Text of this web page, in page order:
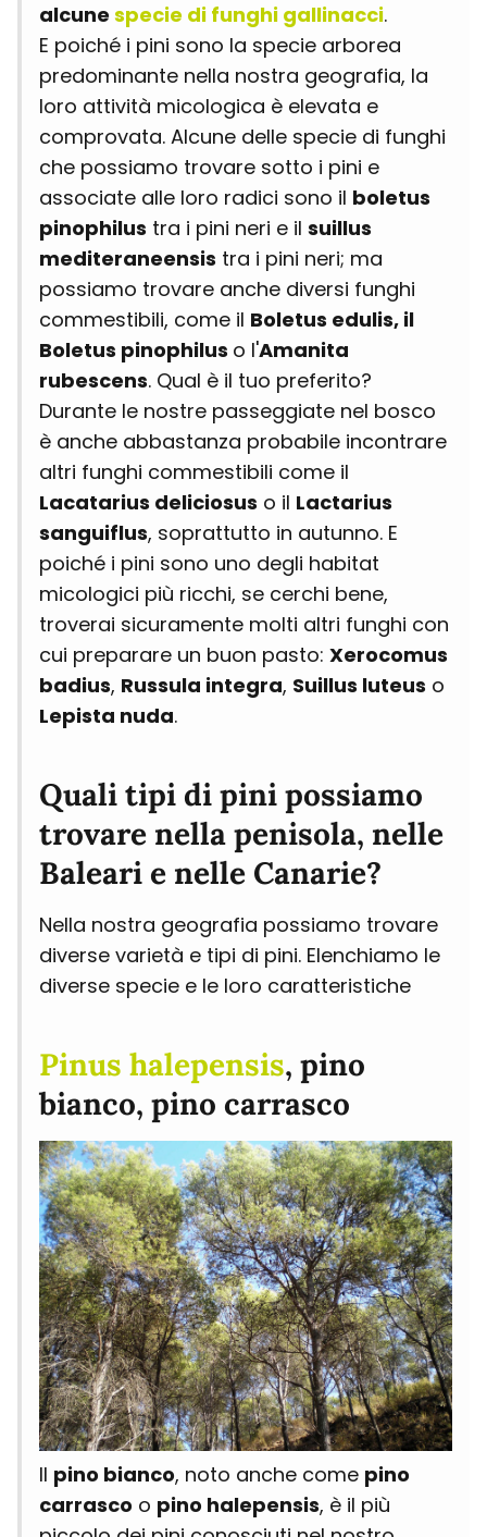
alcune specie di funghi gallinacci.
E poiché i pini sono la specie arborea
predominante nella nostra geografia, la
loro attività micologica è elevata e
comprovata. Alcune delle specie di funghi
che possiamo trovare sotto i pini e
associate alle loro radici sono il boletus
pinophilus tra i pini neri e il suillus
mediteraneensis tra i pini neri; ma
possiamo trovare anche diversi funghi
commestibili, come il Boletus edulis, il
Boletus pinophilus o l'Amanita
rubescens. Qual è il tuo preferito?
Durante le nostre passeggiate nel bosco
è anche abbastanza probabile incontrare
altri funghi commestibili come il
Lacatarius deliciosus o il Lactarius
sanguiflus, soprattutto in autunno. E
poiché i pini sono uno degli habitat
micologici più ricchi, se cerchi bene,
troverai sicuramente molti altri funghi con
cui preparare un buon pasto: Xerocomus
badius, Russula integra, Suillus luteus o
Lepista nuda.
Quali tipi di pini possiamo
trovare nella penisola, nelle
Baleari e nelle Canarie?
Nella nostra geografia possiamo trovare
diverse varietà e tipi di pini. Elenchiamo le
diverse specie e le loro caratteristiche
Pinus halepensis, pino
bianco, pino carrasco
Il pino bianco, noto anche come pino
carrasco o pino halepensis, è il più